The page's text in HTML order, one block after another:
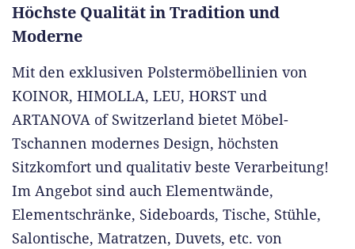
Höchste Qualität in Tradition und
Moderne
Mit den exklusiven Polstermöbellinien von
KOINOR, HIMOLLA, LEU, HORST und
ARTANOVA of Switzerland bietet Möbel-
Tschannen modernes Design, höchsten
Sitzkomfort und qualitativ beste Verarbeitung!
Im Angebot sind auch Elementwände,
Elementschränke, Sideboards, Tische, Stühle,
Salontische, Matratzen, Duvets, etc. von